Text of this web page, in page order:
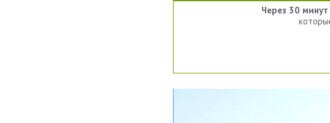
Через 30 минут